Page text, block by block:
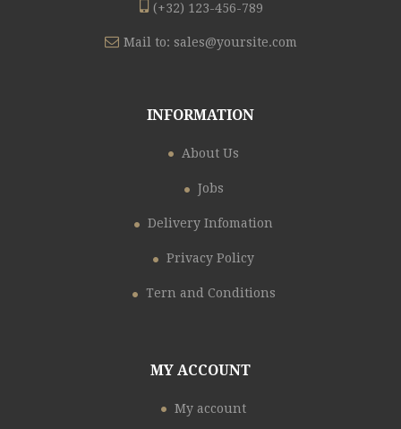
(+32) 123-456-789
Mail to: sales@yoursite.com
INFORMATION
About Us
Jobs
Delivery Infomation
Privacy Policy
Tern and Conditions
MY ACCOUNT
My account